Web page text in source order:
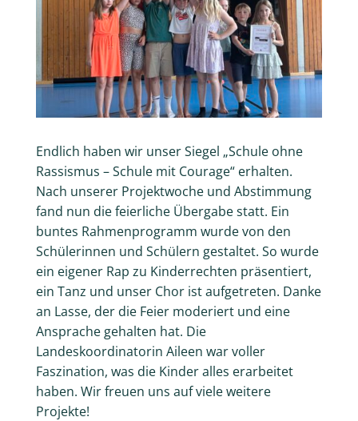
Endlich haben wir unser Siegel „Schule ohne
Rassismus – Schule mit Courage“ erhalten.
Nach unserer Projektwoche und Abstimmung
fand nun die feierliche Übergabe statt. Ein
buntes Rahmenprogramm wurde von den
Schülerinnen und Schülern gestaltet. So wurde
ein eigener Rap zu Kinderrechten präsentiert,
ein Tanz und unser Chor ist aufgetreten. Danke
an Lasse, der die Feier moderiert und eine
Ansprache gehalten hat. Die
Landeskoordinatorin Aileen war voller
Faszination, was die Kinder alles erarbeitet
haben. Wir freuen uns auf viele weitere
Projekte!